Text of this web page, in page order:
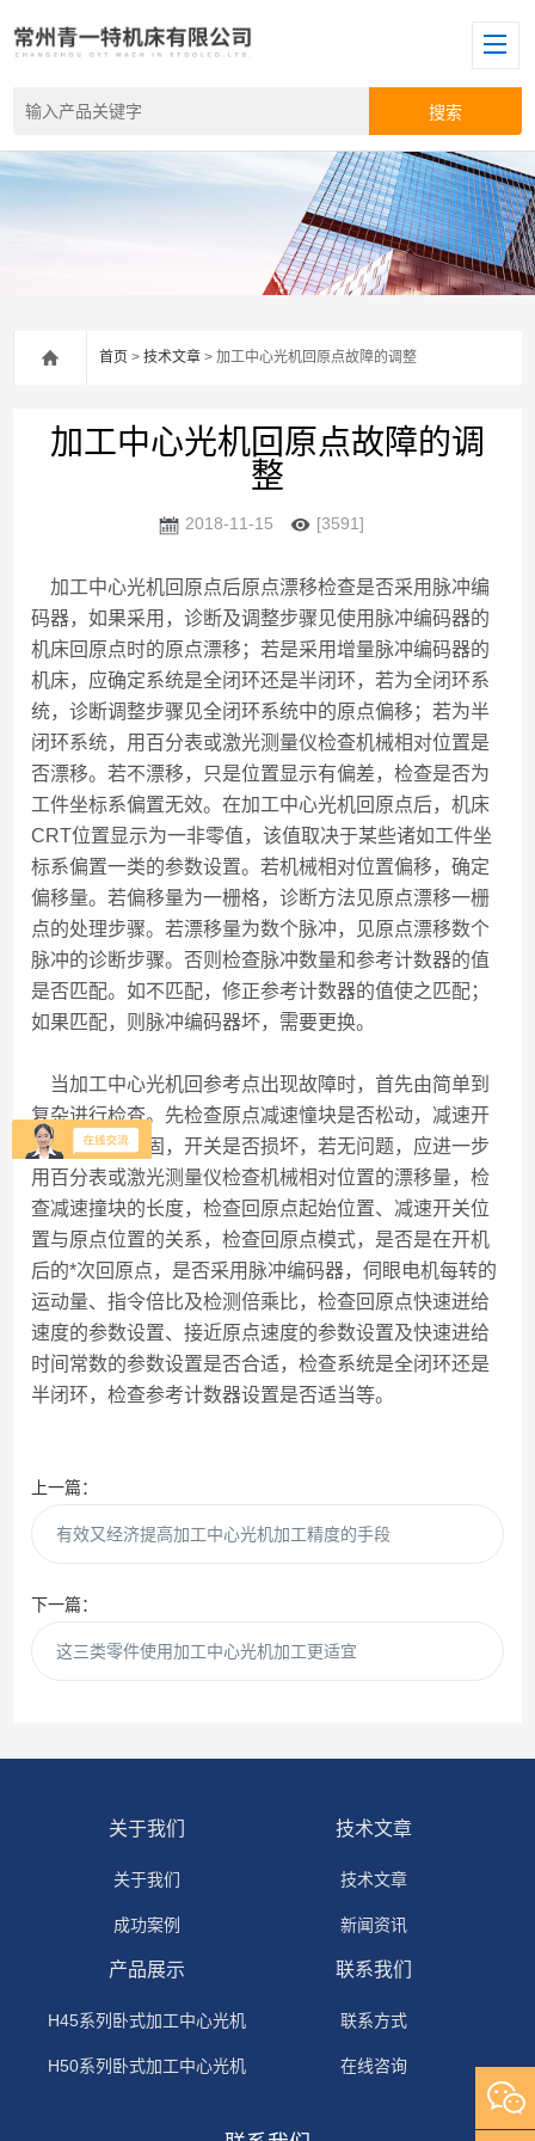
首页 >技术文章 > 加工中心光机回原点故障的调整
加工中心光机回原点故障的调
整
2018-11-15 [3591]
加工中心光机回原点后原点漂移检查是否采用脉冲编
码器，如果采用，诊断及调整步骤见使用脉冲编码器的
机床回原点时的原点漂移；若是采用增量脉冲编码器的
机床，应确定系统是全闭环还是半闭环，若为全闭环系
统，诊断调整步骤见全闭环系统中的原点偏移；若为半
闭环系统，用百分表或激光测量仪检查机械相对位置是
否漂移。若不漂移，只是位置显示有偏差，检查是否为
工件坐标系偏置无效。在加工中心光机回原点后，机床
CRT位置显示为一非零值，该值取决于某些诸如工件坐
标系偏置一类的参数设置。若机械相对位置偏移，确定
偏移量。若偏移量为一栅格，诊断方法见原点漂移一栅
点的处理步骤。若漂移量为数个脉冲，见原点漂移数个
脉冲的诊断步骤。否则检查脉冲数量和参考计数器的值
是否匹配。如不匹配，修正参考计数器的值使之匹配；
如果匹配，则脉冲编码器坏，需要更换。
当加工中心光机回参考点出现故障时，首先由简单到
复杂进行检查。先检查原点减速憧块是否松动，减速开
关固定是否牢固，开关是否损坏，若无问题，应进一步
用百分表或激光测量仪检查机械相对位置的漂移量，检
查减速撞块的长度，检查回原点起始位置、减速开关位
置与原点位置的关系，检查回原点模式，是否是在开机
后的*次回原点，是否采用脉冲编码器，伺眼电机每转的
运动量、指令倍比及检测倍乘比，检查回原点快速迸给
速度的参数设置、接近原点速度的参数设置及快速进给
时间常数的参数设置是否合适，检查系统是全闭环还是
半闭环，检查参考计数器设置是否适当等。
上一篇：
有效又经济提高加工中心光机加工精度的手段
下一篇：
这三类零件使用加工中心光机加工更适宜
关于我们
关于我们
成功案例
技术文章
技术文章
新闻资讯
产品展示
H45系列卧式加工中心光机
H50系列卧式加工中心光机
联系我们
联系方式
在线咨询